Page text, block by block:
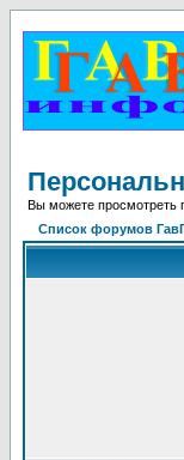
Вы можете просмотреть
Список форумов